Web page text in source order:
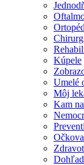
Kúpele
Umelé
Môj
Kam
Dohľad